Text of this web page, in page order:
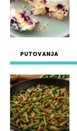
PUTOVANJA